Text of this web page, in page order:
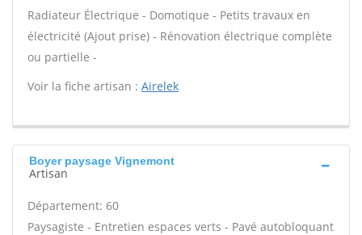
Radiateur Électrique - Domotique - Petits travaux en
électricité (Ajout prise) - Rénovation électrique complète
ou partielle -
Voir la fiche artisan : Airelek
Boyer paysage Vignemont
Artisan
Département: 60
Paysagiste - Entretien espaces verts - Pavé autobloquant